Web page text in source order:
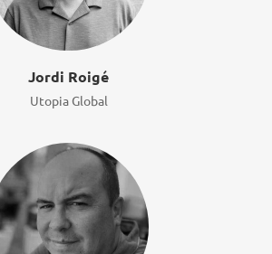
Jordi Roigé
Utopia Global